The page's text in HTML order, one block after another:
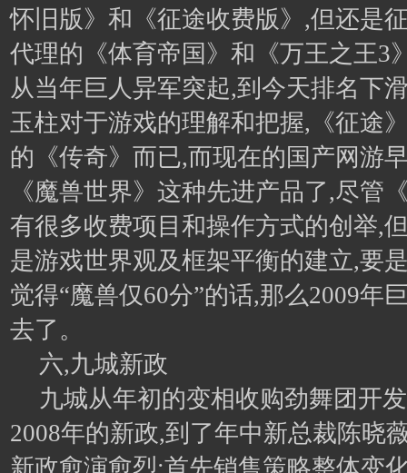
怀旧版》和《征途收费版》,但还是
代理的《体育帝国》和《万王之王3
从当年巨人异军突起,到今天排名下
玉柱对于游戏的理解和把握,《征途
的《传奇》而已,而现在的国产网游
《魔兽世界》这种先进产品了,尽管
有很多收费项目和操作方式的创举,
是游戏世界观及框架平衡的建立,要
觉得“魔兽仅60分”的话,那么2009年
去了。
六,九城新政
九城从年初的变相收购劲舞团开
2008年的新政,到了年中新总裁陈晓
新政愈演愈烈:首先销售策略整体变